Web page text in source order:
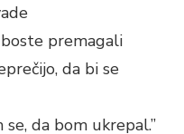
premagali
da bi se
se, da bom ukrepal.”